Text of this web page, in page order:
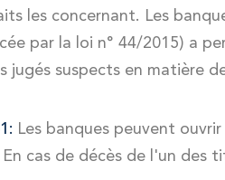
les concernant. Les
par la loi n° 44/2015) a
jugés suspects en matière
Les banques peuvent
cas de décès de l'un des